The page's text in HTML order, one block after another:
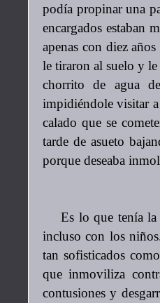
podía propinar una
encargados estaban
apenas con diez
le tiraron al suelo y
chorrito de agua
impidiéndole visitar a
calado que se
tarde de asueto
porque deseaba
Es lo que tenía la
incluso con los
tan sofisticados
que inmoviliza
contusiones y